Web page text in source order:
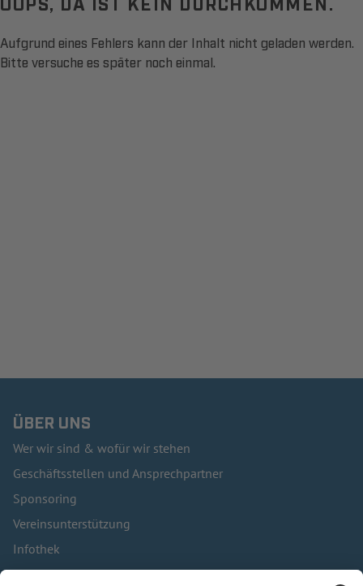
Aufgrund eines Fehlers kann der Inhalt nicht geladen werden.
Bitte versuche es später noch einmal.
ÜBER UNS
Wer wir sind & wofür wir stehen
Geschäftsstellen und Ansprechpartner
Sponsoring
Vereinsunterstützung
Infothek
Kontakt